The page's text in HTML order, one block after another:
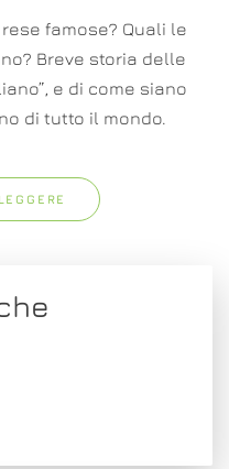
famose? Quali le
Breve storia delle
e di come siano
di tutto il mondo.